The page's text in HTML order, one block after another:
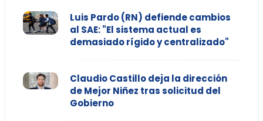
Luis Pardo (RN) defiende cambios
al SAE: "El sistema actual es
demasiado rígido y centralizado"
Claudio Castillo deja la dirección
de Mejor Niñez tras solicitud del
Gobierno